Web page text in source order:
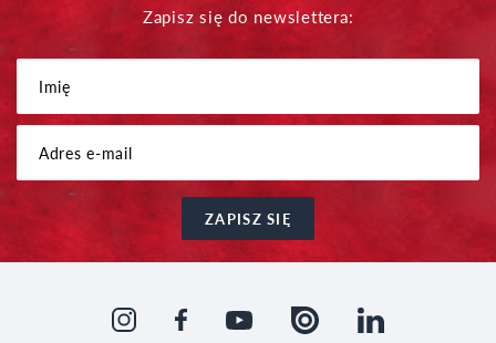
Zapisz się do newslettera:
ZAPISZ SIĘ